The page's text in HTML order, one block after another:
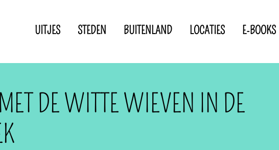
UITJES STEDEN BUITENLAND LOCATIES E-BOOKS
Privacyverklaring
DE WITTE WIEVEN IN DE